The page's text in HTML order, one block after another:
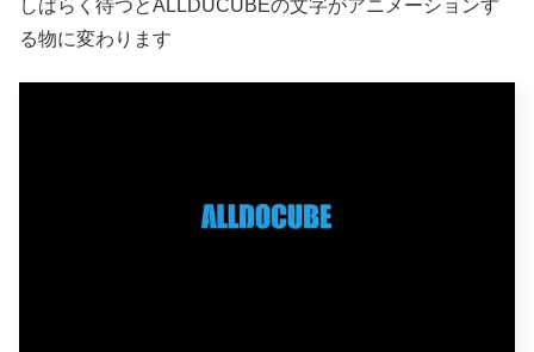
しばらく待つとALLDUCUBEの文字がアニメーションす
る物に変わります